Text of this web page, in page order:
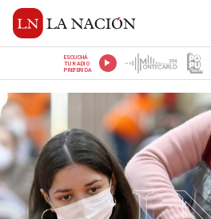
ESCUCHÁ
TU RADIO
PREFERIDA